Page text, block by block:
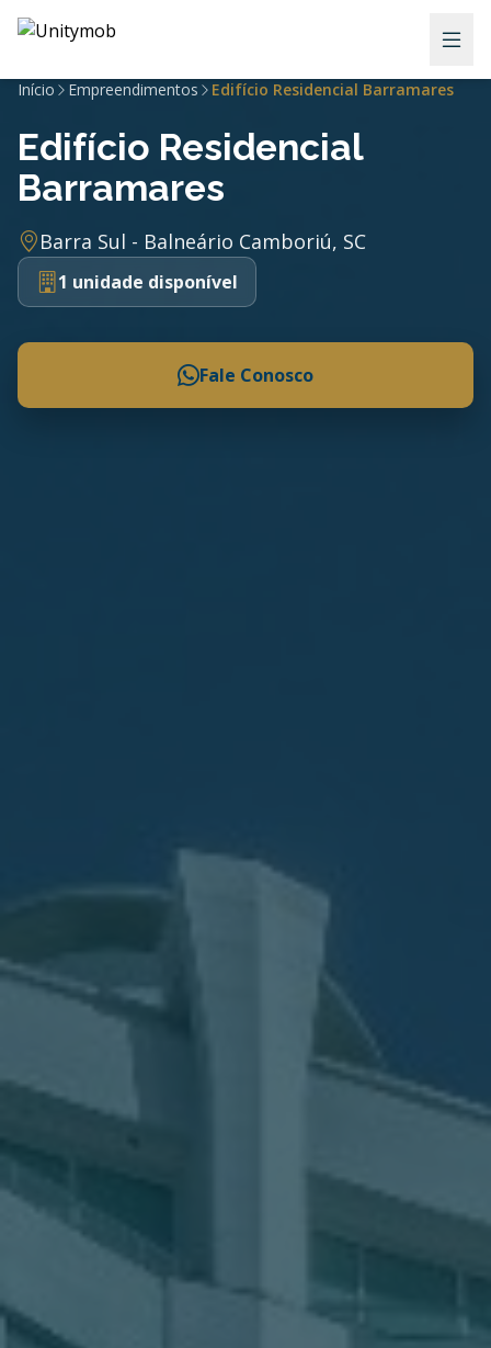
Início Empreendimentos Edifício Residencial Barramares
Edifício Residencial
Barramares
Barra Sul - Balneário Camboriú, SC
1 unidade disponível
Fale Conosco